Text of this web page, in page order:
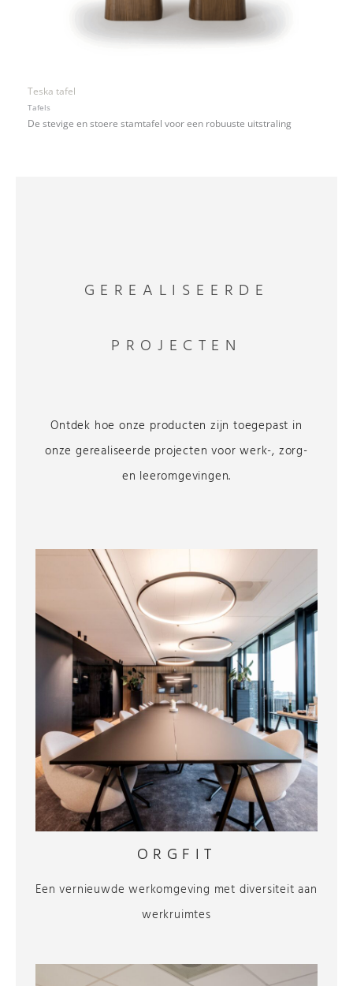
Teska tafel
Tafels
De stevige en stoere stamtafel voor een robuuste uitstraling
GEREALISEERDE
PROJECTEN
Ontdek hoe onze producten zijn toegepast in
onze gerealiseerde projecten voor werk-, zorg-
en leeromgevingen.
ORGFIT
Een vernieuwde werkomgeving met diversiteit aan
werkruimtes